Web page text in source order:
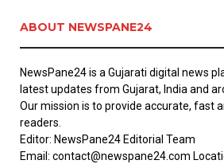
ABOUT NEWSPANE24
NewsPane24 is a Gujarati digital news
latest updates from Gujarat, India and
Our mission is to provide accurate, fast
readers.
Editor: NewsPane24 Editorial Team
Email: contact@newspane24.com